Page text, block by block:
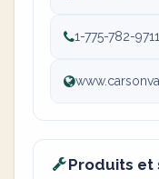
1-775-782-9711
Produits et